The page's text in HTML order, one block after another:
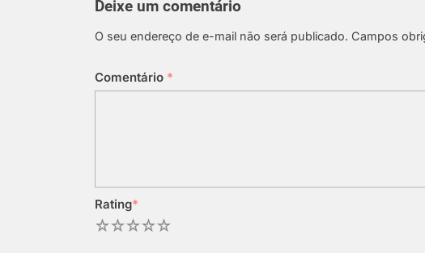
Deixe um comentário
O seu endereço de e-mail não será publicado. Campos
Comentário *
Rating*
5
4
3
2